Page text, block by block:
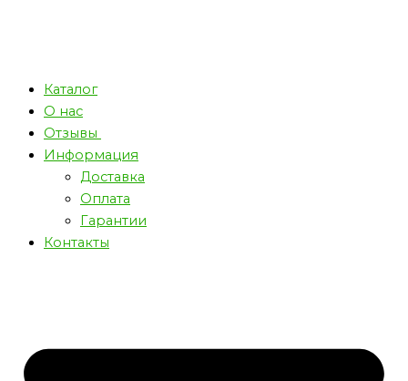
Каталог
О нас
Отзывы
Информация
Доставка
Оплата
Гарантии
Контакты